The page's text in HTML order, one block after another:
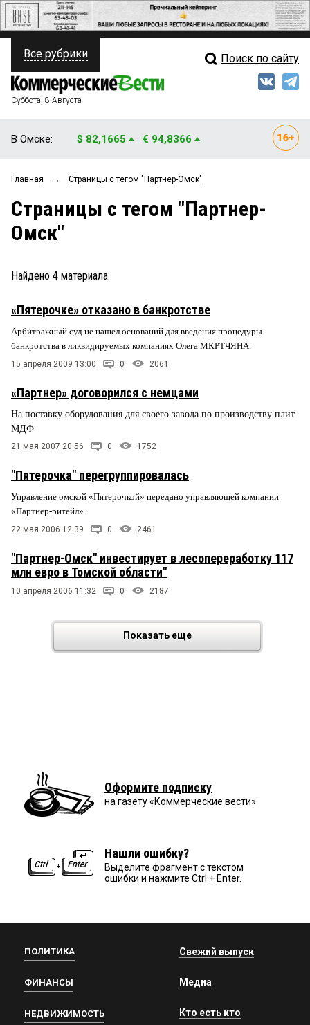
ПОЛИТИКА
ФИНАНСЫ
ОБЩЕСТВО
ЗАКОН
ПРОИСШЕСТВИЯ
СТИЛЬ ЖИЗНИ
Свежий выпуск
Мнения
Рейтинги
Все рубрики Поиск по сайту
Суббота, 8 Августа
В Омске: $ 82,1665 € 94,8366
Главная → Страницы c тегом "Партнер-Омск"
Страницы c тегом "Партнер-
Омск"
Найдено 4 материала
«Пятерочке» отказано в банкротстве
Арбитражный суд не нашел оснований для введения процедуры
банкротства в ликвидируемых компаниях Олега МКРТЧЯНА.
15 апреля 2009 13:00 0 2061
«Партнер» договорился с немцами
На поставку оборудования для своего завода по производству плит
МДФ
21 мая 2007 20:56 0 1752
"Пятерочка" перегруппировалась
Управление омской «Пятерочкой» передано управляющей компании
«Партнер-ритейл».
22 мая 2006 12:39 0 2461
"Партнер-Омск" инвестирует в лесопереработку 117
млн евро в Томской области"
10 апреля 2006 11:32 0 2187
Показать еще
Оформите подписку
на газету «Коммерческие вести»
Нашли ошибку?
Выделите фрагмент с текстом
ошибки и нажмите Ctrl + Enter.
ПОЛИТИКА
ФИНАНСЫ
НЕДВИЖИМОСТЬ
Свежий выпуск
Медиа
Кто есть кто